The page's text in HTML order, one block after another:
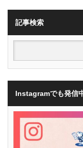
記事検索
Instagramでも発信